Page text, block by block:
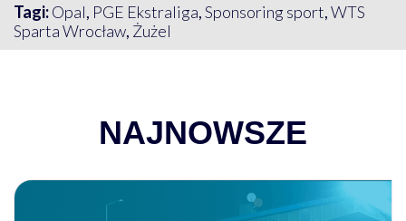
Tagi:Opal, PGE Ekstraliga,Sponsoring sport,WTS
Sparta Wrocław, Żużel
NAJNOWSZE